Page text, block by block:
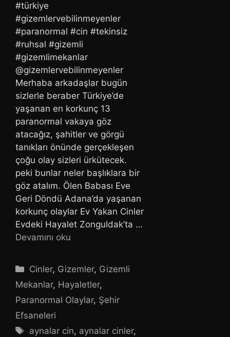
#türkiye
#gizemlervebilinmeyenler
#paranormal #cin #tekinsiz
#ruhsal #gizemli
#gizemlimekanlar
@gizemlervebilinmeyenler
Merhaba arkadaşlar bugün
sizlerle beraber Türkiye’de
yaşanan en korkunç 13
paranormal vakaya göz
atacağız, şahitler ve görgü
tanıkları önünde gerçekleşen
çoğu olay sizleri ürkütecek.
peki bunlar neler başlıklara bir
göz atalım. Ölen Babası Eve
Geri Döndü Adana’da yaşanan
korkunç olaylar Ev Yakan Cinler
Evdeki Hayalet Zonguldak’ta …
Devamını oku
Kategoriler
Cinler, Gizemler, Gizemli
Mekanlar, Hayaletler,
Paranormal Olaylar, Şehir
Efsaneleri
Etiketler
aynalar cin, aynalar cinler,